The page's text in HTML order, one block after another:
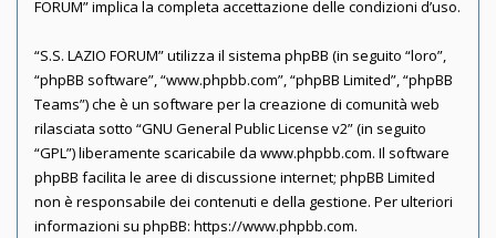
FORUM” implica la completa accettazione delle condizioni d’uso.
“S.S. LAZIO FORUM” utilizza il sistema phpBB (in seguito “loro”,
“phpBB software”, “www.phpbb.com”, “phpBB Limited”, “phpBB
Teams”) che è un software per la creazione di comunità web
rilasciata sotto “GNU General Public License v2” (in seguito
“GPL”) liberamente scaricabile da www.phpbb.com. Il software
phpBB facilita le aree di discussione internet; phpBB Limited
non è responsabile dei contenuti e della gestione. Per ulteriori
informazioni su phpBB: https://www.phpbb.com.